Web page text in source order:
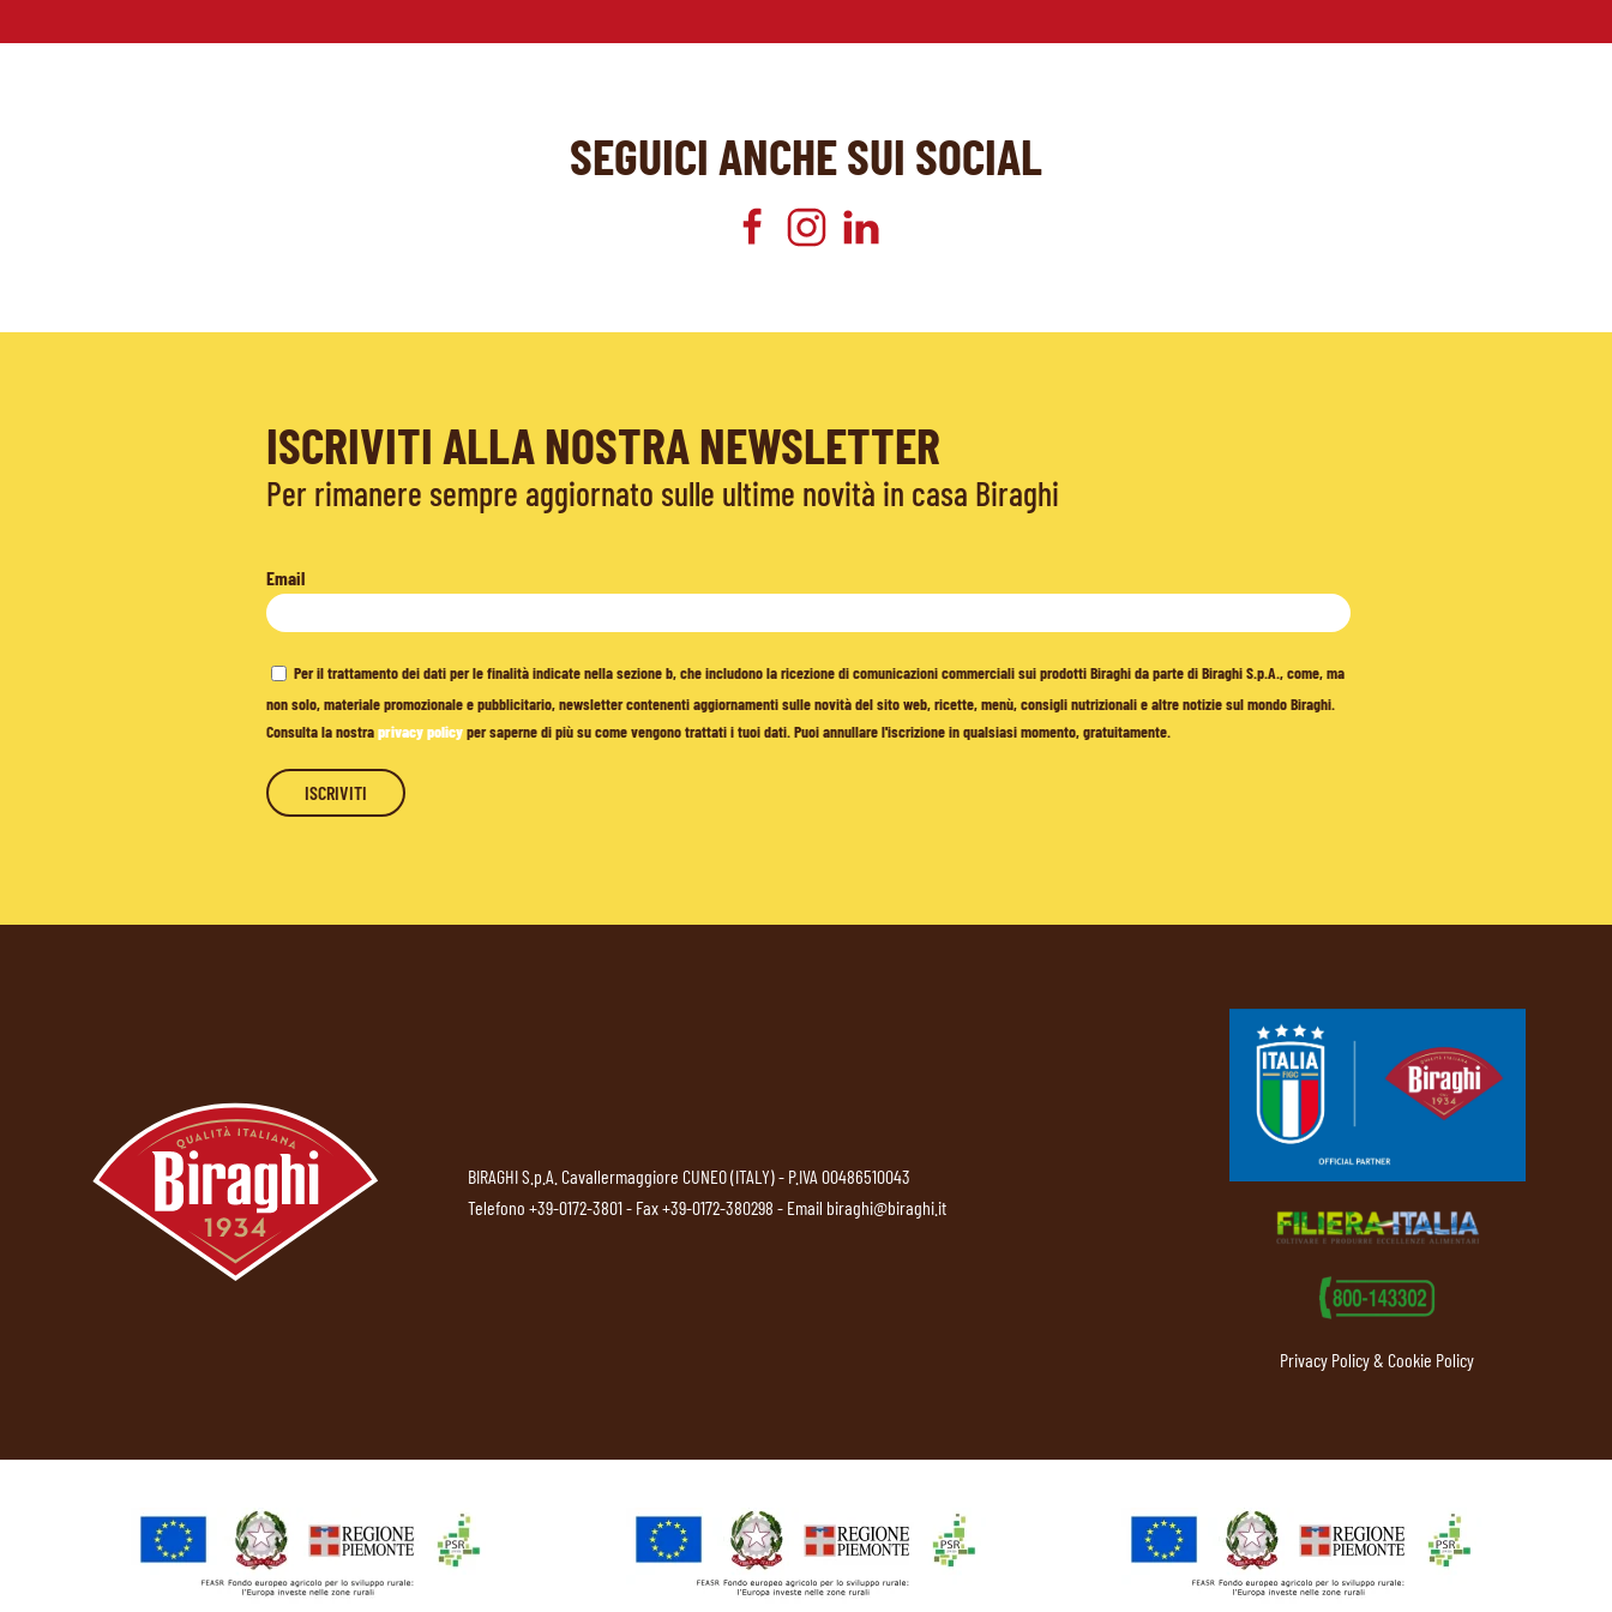
SEGUICI ANCHE SUI SOCIAL
ISCRIVITI ALLA NOSTRA NEWSLETTER
Per rimanere sempre aggiornato sulle ultime novità in casa Biraghi
Email
Per il trattamento dei dati per le finalità indicate nella sezione b, che includono la ricezione di comunicazioni commerciali sui prodotti Biraghi da parte di Biraghi S.p.A., come, ma
non solo, materiale promozionale e pubblicitario, newsletter contenenti aggiornamenti sulle novità del sito web, ricette, menù, consigli nutrizionali e altre notizie sul mondo Biraghi.
Consulta la nostraprivacy policyper saperne di più su come vengono trattati i tuoi dati. Puoi annullare l'iscrizione in qualsiasi momento, gratuitamente.
BIRAGHI S.p.A. Cavallermaggiore CUNEO (ITALY) - P.IVA 00486510043
Telefono +39-0172-3801- Fax +39-0172-380298 - Email biraghi@biraghi.it
Privacy Policy & Cookie Policy